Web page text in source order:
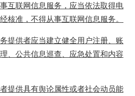
互联网信息服务，应当依法取得电
核准，不得从事互联网信息服务。
提供者应当建立健全用户注册、账
、公共信息巡查、应急处置和内容
提供具有舆论属性或者社会动员能